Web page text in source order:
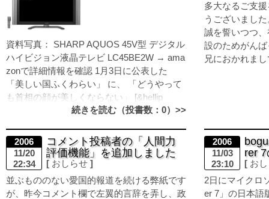
資料写真： SHARP AQUOS 45V型 デジタル
ハイビジョン液晶テレビ LC45BE2W → ama
zonで詳細情報を確認 1月3日に公表した
「美しい国ふくわらい」 に、 「どうやって
も首相の顔が美しくならない」 [&hellip
続きを読む（投書数：0）>>
多大なるご支
うございまし
誠を誓いつつ
設のためがん
兄におかれま
2006
11/20
22:34
コメント投稿者の「人間力
評価機能」を追加しました
おしらせ
並ぶもののない愛国的報道を続ける弊紙です
が、昨今コメント欄で左翼的言辞を弄し、政
2006
11/03
23:10
rer
お
2日にマイクロ
er 7」の日本語